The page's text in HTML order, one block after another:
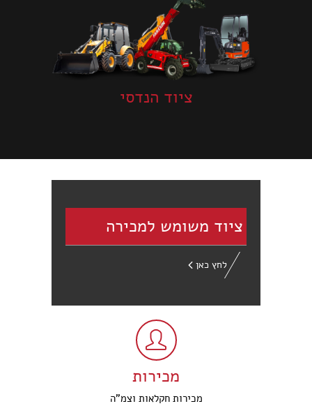
ציוד הנדסי
ציוד משומש למכירה
לחץ כאן
מכירות
מכירות חקלאות וצמ"ה